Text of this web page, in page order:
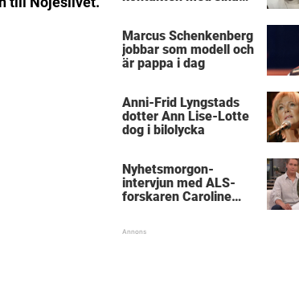
Marcus Schenkenberg
jobbar som modell och
är pappa i dag
Anni-Frid Lyngstads
dotter Ann Lise-Lotte
dog i bilolycka
Nyhetsmorgon-
intervjun med ALS-
forskaren Caroline